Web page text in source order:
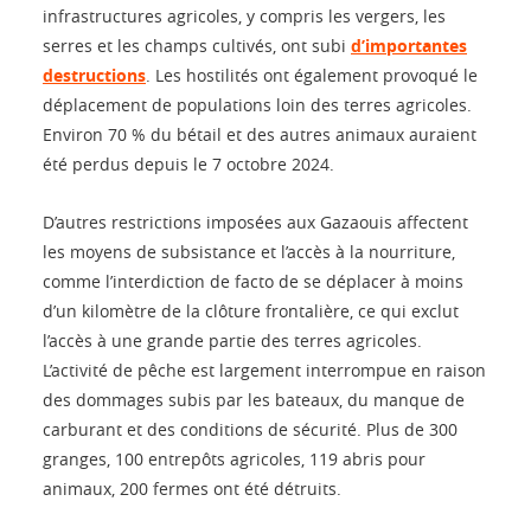
infrastructures agricoles, y compris les vergers, les
serres et les champs cultivés, ont subi d’importantes
destructions . Les hostilités ont également provoqué le
déplacement de populations loin des terres agricoles.
Environ 70 % du bétail et des autres animaux auraient
été perdus depuis le 7 octobre 2024.
D’autres restrictions imposées aux Gazaouis affectent
les moyens de subsistance et l’accès à la nourriture,
comme l’interdiction de facto de se déplacer à moins
d’un kilomètre de la clôture frontalière, ce qui exclut
l’accès à une grande partie des terres agricoles.
L’activité de pêche est largement interrompue en raison
des dommages subis par les bateaux, du manque de
carburant et des conditions de sécurité. Plus de 300
granges, 100 entrepôts agricoles, 119 abris pour
animaux, 200 fermes ont été détruits.